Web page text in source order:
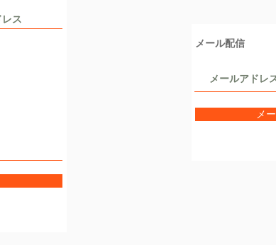
メール配信
メ